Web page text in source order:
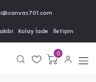
Kolay İade İletişim
0